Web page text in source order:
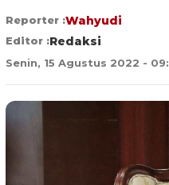
Reporter :Wahyudi
Editor :Redaksi
Senin, 15 Agustus 2022 -